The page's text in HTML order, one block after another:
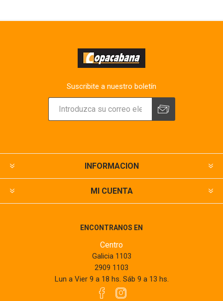
Suscribite a nuestro boletín
INFORMACION
MI CUENTA
ENCONTRANOS EN
Centro
Galicia 1103
2909 1103
Lun a Vier 9 a 18 hs. Sáb 9 a 13 hs.